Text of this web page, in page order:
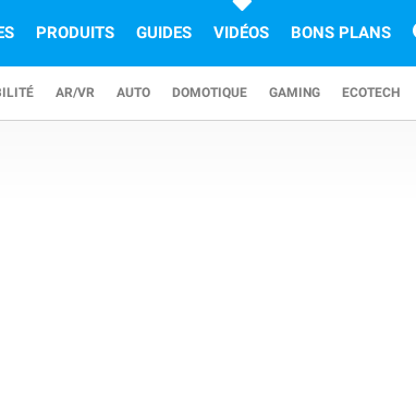
PRODUITS GUIDES VIDÉOS BONS PLANS
AR/VR AUTO DOMOTIQUE GAMING ECOTECH